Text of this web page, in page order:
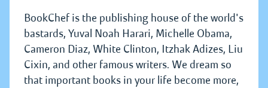
BookChef is the publishing house of the world's
bastards, Yuval Noah Harari, Michelle Obama,
Cameron Diaz, White Clinton, Itzhak Adizes, Liu
Cixin, and other famous writers. We dream so
that important books in your life become more,